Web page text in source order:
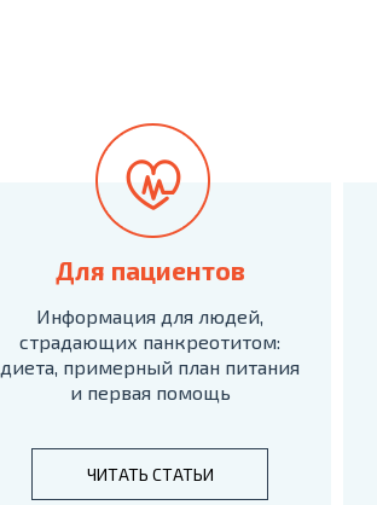
Для пациентов
Информация для людей,
страдающих панкреотитом:
диета, примерный план питания
и первая помощь
ЧИТАТЬ СТАТЬИ